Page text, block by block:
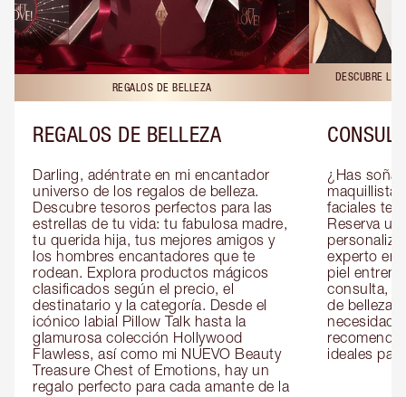
REGALOS DE BELLEZA
REGALOS DE BELLEZA
Darling, adéntrate en mi encantador
universo de los regalos de belleza.
Descubre tesoros perfectos para las
estrellas de tu vida: tu fabulosa madre,
tu querida hija, tus mejores amigos y
los hombres encantadores que te
rodean. Explora productos mágicos
clasificados según el precio, el
destinatario y la categoría. Desde el
icónico labial Pillow Talk hasta la
glamurosa colección Hollywood
Flawless, así como mi NUEVO Beauty
Treasure Chest of Emotions, hay un
regalo perfecto para cada amante de la
DESCUBRE
¿Has
maquillista
faciales te
Reserva
experto en
piel
consulta,
de belleza
ideales